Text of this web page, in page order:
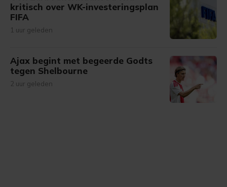
kritisch over WK-investeringsplan
FIFA
1 uur geleden
Ajax begint met begeerde Godts
tegen Shelbourne
2 uur geleden